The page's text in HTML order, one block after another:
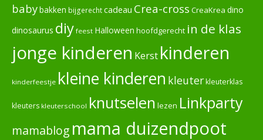
babybakken bijgerechtcadeau Crea-cross CreaKrea dino
dinosaurus diy feest Halloween hoofdgerecht in de klas
jonge kinderen Kerst kinderen
kinderfeestje kleine kinderen kleuterkleuterklas
kleuters kleuterschool knutselen lezen Linkparty
mamablog mama duizendpoot